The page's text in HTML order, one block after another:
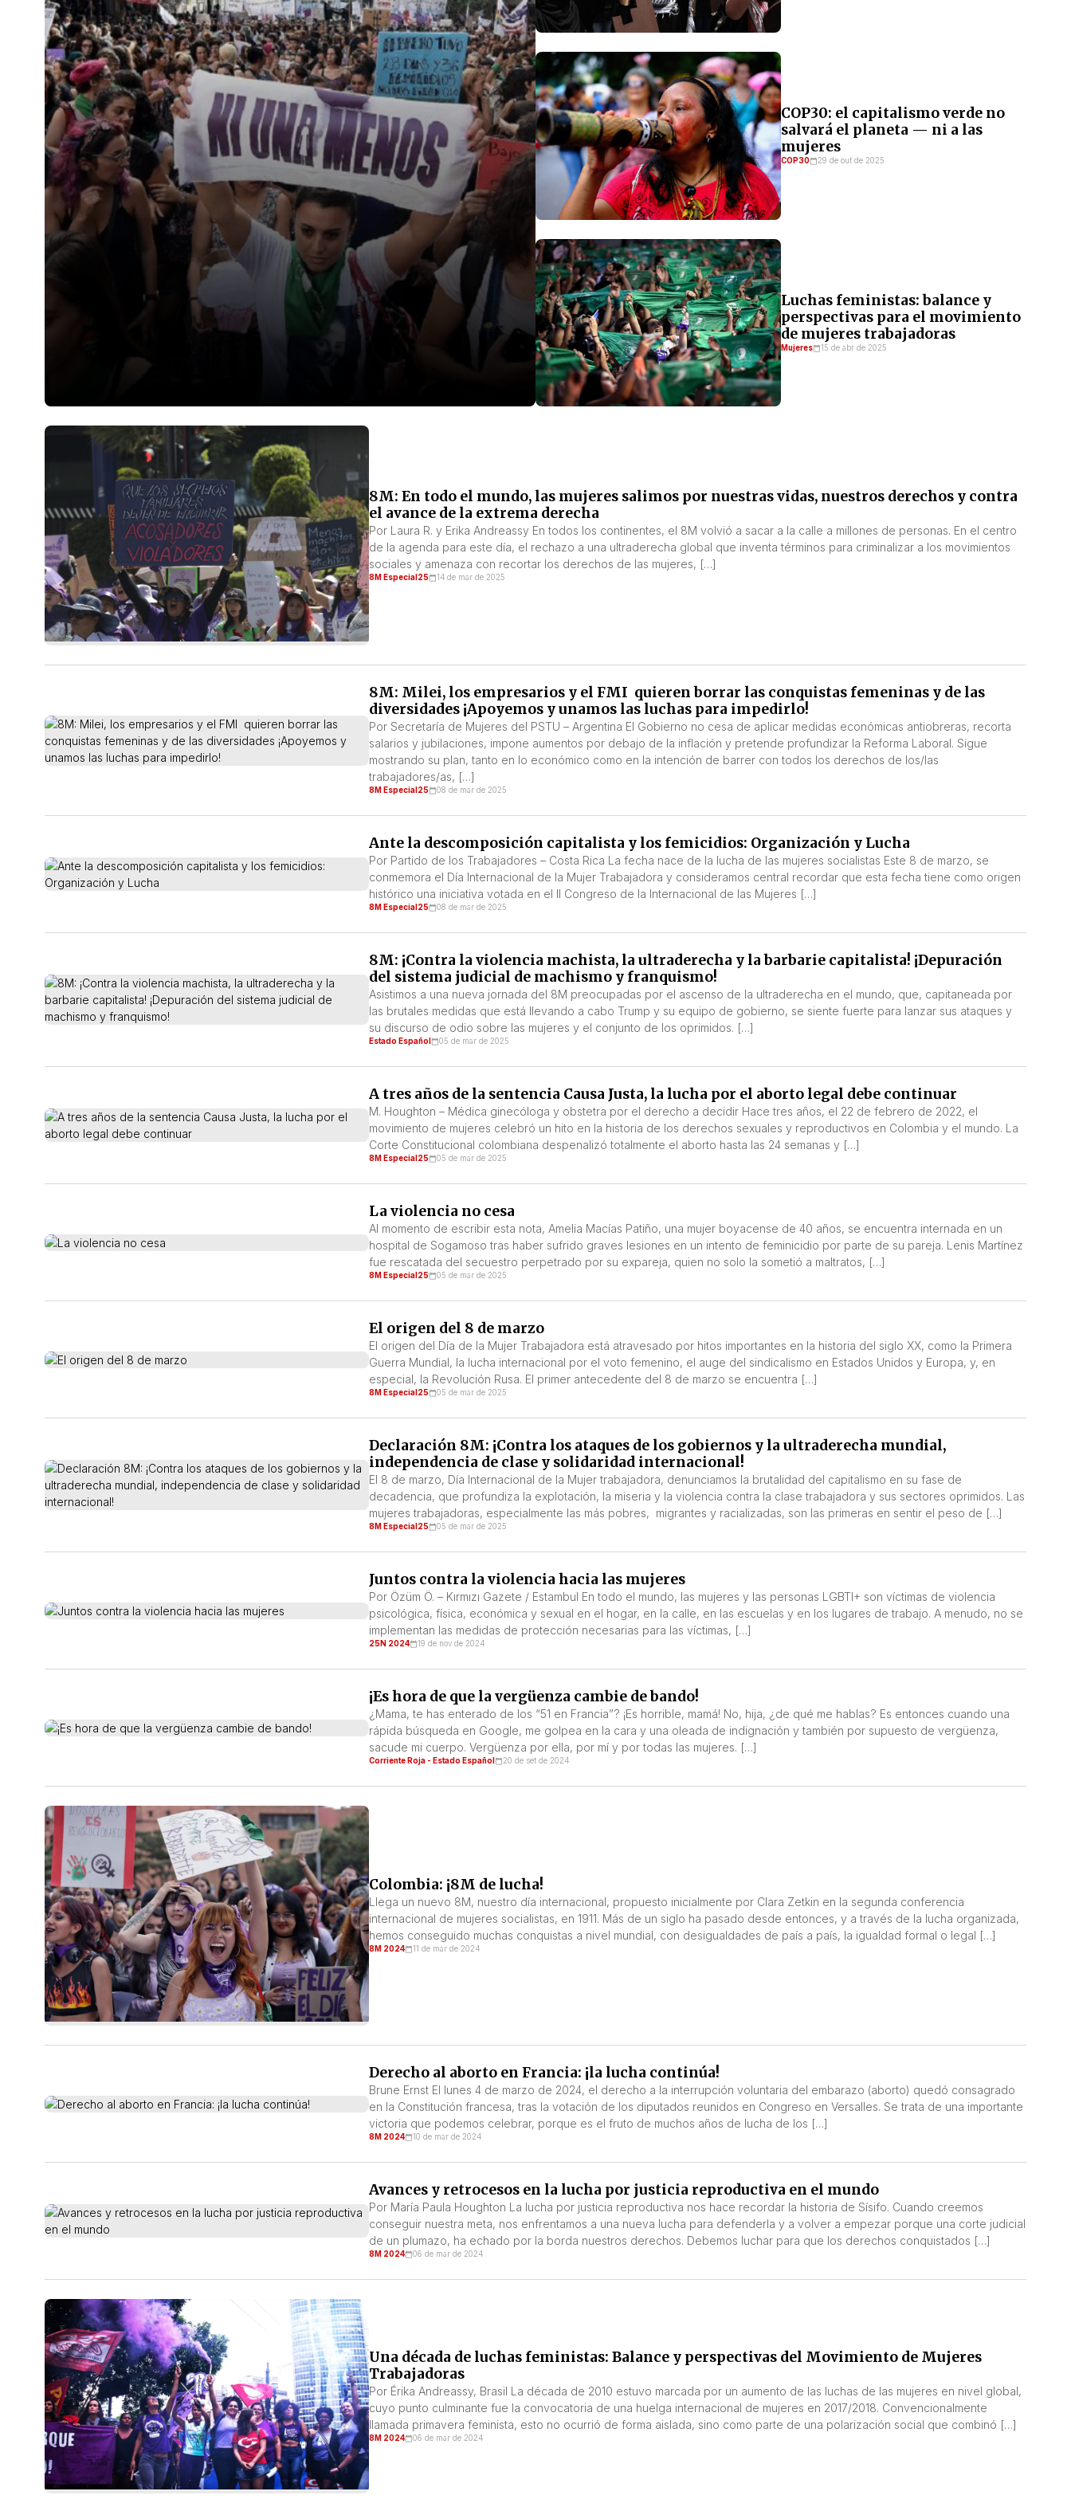
desigualdad de género en cada discurso y recortabrutalmente en materia de […]
COP30: el capitalismo verde no
salvará el planeta — ni a las
mujeres
COP30 29 de out de 2025
Luchas feministas: balance y
perspectivas para el movimiento
de mujeres trabajadoras
Mujeres 15 de abr de 2025
8M: En todo el mundo, las mujeres salimos por nuestras vidas, nuestros derechos y contra
el avance de la extrema derecha
Por Laura R. y Erika Andreassy En todos los continentes, el 8M volvió a sacar a la calle a millones de personas. En el centro
de la agenda para este día, el rechazo a una ultraderecha global que inventa términos para criminalizar a los movimientos
sociales y amenaza con recortar los derechos de las mujeres, […]
8M Especial25 14 de mar de 2025
8M: Milei, los empresarios y el FMI quieren borrar las conquistas femeninas y de las
diversidades ¡Apoyemos y unamos las luchas para impedirlo!
Por Secretaría de Mujeres del PSTU – Argentina El Gobierno no cesa de aplicar medidas económicas antiobreras, recorta
salarios y jubilaciones, impone aumentos por debajo de la inflación y pretende profundizar la Reforma Laboral. Sigue
mostrando su plan, tanto en lo económico como en la intención de barrer con todos los derechos de los/las
trabajadores/as, […]
8M Especial25 08 de mar de 2025
Ante la descomposición capitalista y los femicidios: Organización y Lucha
Por Partido de los Trabajadores – Costa Rica La fecha nace de la lucha de las mujeres socialistas Este 8 de marzo, se
conmemora el Día Internacional de la Mujer Trabajadora y consideramos central recordar que esta fecha tiene como origen
histórico una iniciativa votada en el II Congreso de la Internacional de las Mujeres […]
8M Especial25 08 de mar de 2025
8M: ¡Contra la violencia machista, la ultraderecha y la barbarie capitalista! ¡Depuración
del sistema judicial de machismo y franquismo!
Asistimos a una nueva jornada del 8M preocupadas por el ascenso de la ultraderecha en el mundo, que, capitaneada por
las brutales medidas que está llevando a cabo Trump y su equipo de gobierno, se siente fuerte para lanzar sus ataques y
su discurso de odio sobre las mujeres y el conjunto de los oprimidos. […]
Estado Español 05 de mar de 2025
A tres años de la sentencia Causa Justa, la lucha por el aborto legal debe continuar
M. Houghton – Médica ginecóloga y obstetra por el derecho a decidir Hace tres años, el 22 de febrero de 2022, el
movimiento de mujeres celebró un hito en la historia de los derechos sexuales y reproductivos en Colombia y el mundo. La
Corte Constitucional colombiana despenalizó totalmente el aborto hasta las 24 semanas y […]
8M Especial25 05 de mar de 2025
La violencia no cesa
Al momento de escribir esta nota, Amelia Macías Patiño, una mujer boyacense de 40 años, se encuentra internada en un
hospital de Sogamoso tras haber sufrido graves lesiones en un intento de feminicidio por parte de su pareja. Lenis Martínez
fue rescatada del secuestro perpetrado por su expareja, quien no solo la sometió a maltratos, […]
8M Especial25 05 de mar de 2025
El origen del 8 de marzo
El origen del Día de la Mujer Trabajadora está atravesado por hitos importantes en la historia del siglo XX, como la Primera
Guerra Mundial, la lucha internacional por el voto femenino, el auge del sindicalismo en Estados Unidos y Europa, y, en
especial, la Revolución Rusa. El primer antecedente del 8 de marzo se encuentra […]
8M Especial25 05 de mar de 2025
Declaración 8M: ¡Contra los ataques de los gobiernos y la ultraderecha mundial,
independencia de clase y solidaridad internacional!
El 8 de marzo, Día Internacional de la Mujer trabajadora, denunciamos la brutalidad del capitalismo en su fase de
decadencia, que profundiza la explotación, la miseria y la violencia contra la clase trabajadora y sus sectores oprimidos. Las
mujeres trabajadoras, especialmente las más pobres, migrantes y racializadas, son las primeras en sentir el peso de […]
8M Especial25 05 de mar de 2025
Juntos contra la violencia hacia las mujeres
Por Özüm Ö. – Kırmızı Gazete / Estambul En todo el mundo, las mujeres y las personas LGBTI+ son víctimas de violencia
psicológica, física, económica y sexual en el hogar, en la calle, en las escuelas y en los lugares de trabajo. A menudo, no se
implementan las medidas de protección necesarias para las víctimas, […]
25N 2024 19 de nov de 2024
¡Es hora de que la vergüenza cambie de bando!
¿Mama, te has enterado de los “51 en Francia”? ¡Es horrible, mamá! No, hija, ¿de qué me hablas? Es entonces cuando una
rápida búsqueda en Google, me golpea en la cara y una oleada de indignación y también por supuesto de vergüenza,
sacude mi cuerpo. Vergüenza por ella, por mí y por todas las mujeres. […]
Corriente Roja - Estado Español 20 de set de 2024
Colombia: ¡8M de lucha!
Llega un nuevo 8M, nuestro día internacional, propuesto inicialmente por Clara Zetkin en la segunda conferencia
internacional de mujeres socialistas, en 1911. Más de un siglo ha pasado desde entonces, y a través de la lucha organizada,
hemos conseguido muchas conquistas a nivel mundial, con desigualdades de país a país, la igualdad formal o legal […]
8M 2024 11 de mar de 2024
Derecho al aborto en Francia: ¡la lucha continúa!
Brune Ernst El lunes 4 de marzo de 2024, el derecho a la interrupción voluntaria del embarazo (aborto) quedó consagrado
en la Constitución francesa, tras la votación de los diputados reunidos en Congreso en Versalles. Se trata de una importante
victoria que podemos celebrar, porque es el fruto de muchos años de lucha de los […]
8M 2024 10 de mar de 2024
Avances y retrocesos en la lucha por justicia reproductiva en el mundo
Por María Paula Houghton La lucha por justicia reproductiva nos hace recordar la historia de Sísifo. Cuando creemos
conseguir nuestra meta, nos enfrentamos a una nueva lucha para defenderla y a volver a empezar porque una corte judicial
de un plumazo, ha echado por la borda nuestros derechos. Debemos luchar para que los derechos conquistados […]
8M 2024 06 de mar de 2024
Una década de luchas feministas: Balance y perspectivas del Movimiento de Mujeres
Trabajadoras
Por Érika Andreassy, Brasil La década de 2010 estuvo marcada por un aumento de las luchas de las mujeres en nivel global,
cuyo punto culminante fue la convocatoria de una huelga internacional de mujeres en 2017/2018. Convencionalmente
llamada primavera feminista, esto no ocurrió de forma aislada, sino como parte de una polarización social que combinó […]
8M 2024 06 de mar de 2024